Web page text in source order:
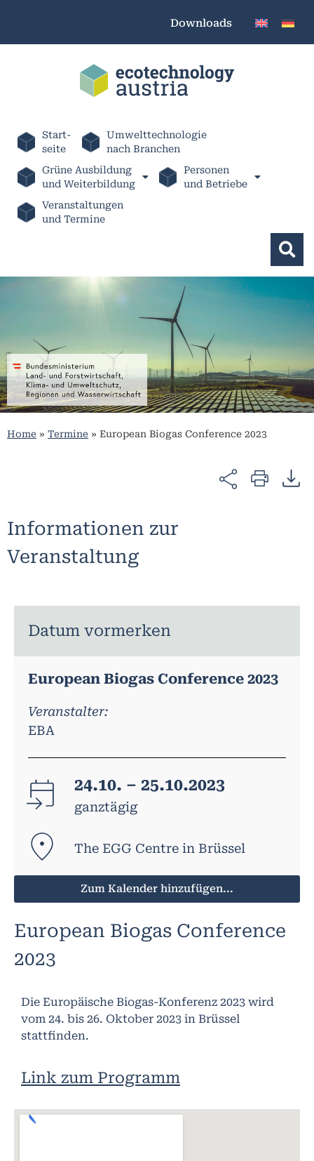
Downloads
Start-
seite
Umwelttechnologie
nach Branchen
Grüne Ausbildung
und Weiterbildung
Personen
und Betriebe
Veranstaltungen
und Termine
Home » Termine » European Biogas Conference 2023
Informationen zur
Veranstaltung
Datum vormerken
European Biogas Conference 2023
Veranstalter:
EBA
24.10. – 25.10.2023
ganztägig
The EGG Centre in Brüssel
Zum Kalender hinzufügen...
European Biogas Conference
2023
Die Europäische Biogas-Konferenz 2023 wird
vom 24. bis 26. Oktober 2023 in Brüssel
stattfinden.
Link zum Programm